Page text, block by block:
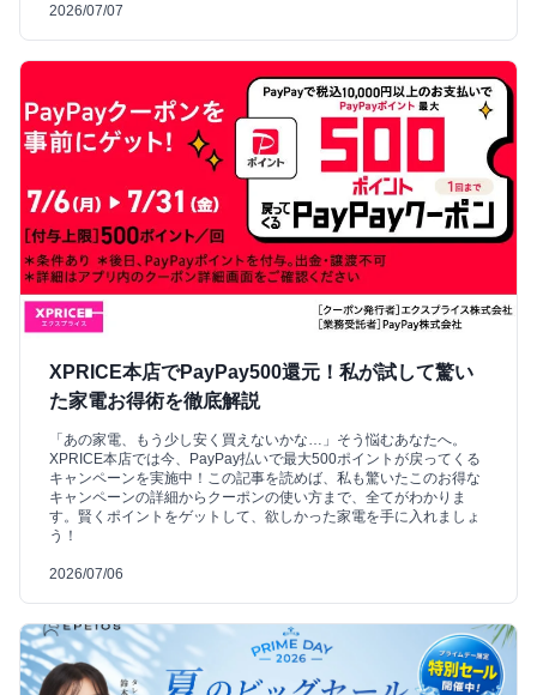
2026/07/07
XPRICE本店でPayPay500還元！私が試して驚い
た家電お得術を徹底解説
「あの家電、もう少し安く買えないかな…」そう悩むあなたへ。
XPRICE本店では今、PayPay払いで最大500ポイントが戻ってくる
キャンペーンを実施中！この記事を読めば、私も驚いたこのお得な
キャンペーンの詳細からクーポンの使い方まで、全てがわかりま
す。賢くポイントをゲットして、欲しかった家電を手に入れましょ
う！
2026/07/06